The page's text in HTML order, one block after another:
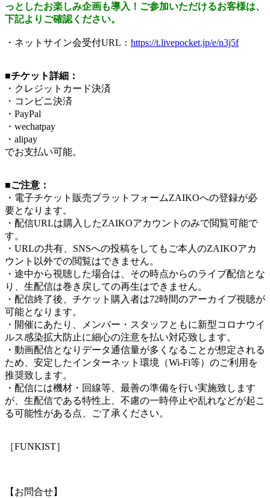
っとしたお楽しみ企画も導入！ご参加いただけるお客様は、
下記よりご確認ください。
・ネットサイン会受付URL： https://t.livepocket.jp/e/n3j5f
■チケット詳細：
・クレジットカード決済
・コンビニ決済
・PayPal
・wechatpay
・alipay
でお支払い可能。
■ご注意：
・電子チケット販売プラットフォームZAIKOへの登録が必
要となります。
・配信URLは購入したZAIKOアカウントのみで閲覧可能で
す。
・URLの共有、SNSへの投稿をしてもご本人のZAIKOアカ
ウント以外での閲覧はできません。
・途中から視聴した場合は、その時点からのライブ配信とな
り、生配信は巻き戻しての再生はできません。
・配信終了後、チケット購入者は72時間のアーカイブ視聴が
可能となります。
・開催にあたり、メンバー・スタッフともに新型コロナウイ
ルス感染拡大防止に細心の注意を払い対応致します。
・動画配信となりデータ通信量が多くなることが想定される
ため、安定したインターネット環境（Wi-Fi等）のご利用を
推奨致します。
・配信には機材・回線等、最善の準備を行い実施致します
が、生配信である特性上、不慮の一時停止や乱れなどが起こ
る可能性がある点、ご了承ください。
［FUNKIST］
【お問合せ】